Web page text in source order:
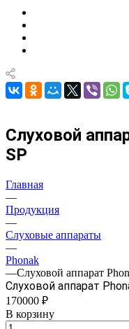
Слуховой
SP
Главная
—
Продукция
—
Слуховые аппараты
—
Phonak
—Слуховой аппарат
Слуховой аппарат
170000 ₽
В корзину